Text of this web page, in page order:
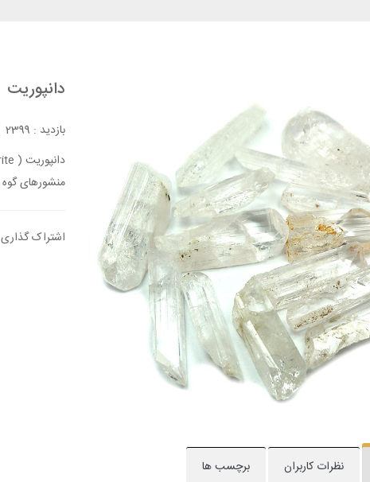
دانپوریت
بازدید : 2399 |
منشورهای
اشتراک
نظرات کاربران برچسب ها